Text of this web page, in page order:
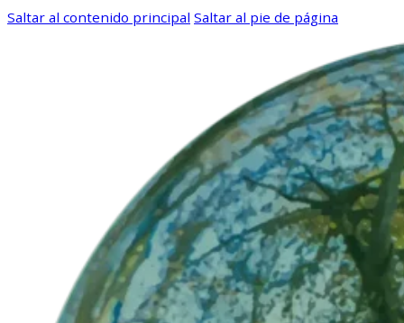
Saltar al contenido principal Saltar al pie de página